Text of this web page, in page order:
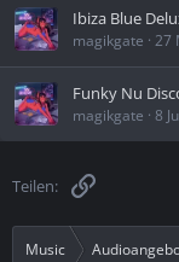
Ibiza Blue
magikgate 27
Funky Nu
magikgate 8
Teilen: Link
Music